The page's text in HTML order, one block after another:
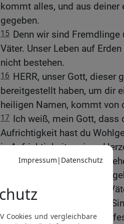
kommt alles, und aus deiner
gegeben.
15 Denn wir sind Fremdlinge
Väter. Unser Leben auf
nicht bestehen.
16 HERR, unser Gott, dieser
bereitgestellt haben, um dir
heiligen Namen, kommt von
17 Ich weiß, mein Gott, dass
Aufrichtigkeit hast du
in Aufrichtigkeit meines
habe jetzt mit Freuden
befindet, dir bereitwillig
18 HERR, du Gott unserer
bewahre ewiglich solchen
Volkes, und richte ihr Herz